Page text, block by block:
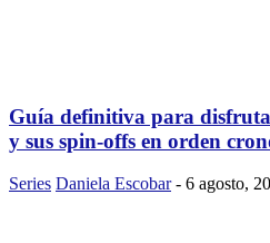
Guía definitiva para
y sus spin-offs en orden
Series Daniela Escobar - 6 agosto,